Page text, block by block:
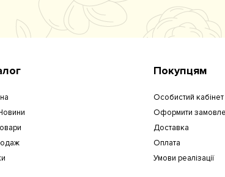
Покупцям
Особистий кабінет
Оформити
Доставка
Оплата
Умови реалізації